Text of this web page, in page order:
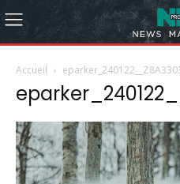
Accueil